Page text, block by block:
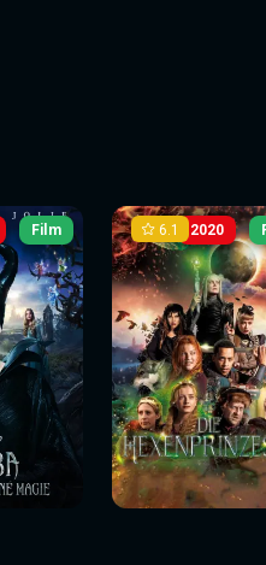
Film 2020
Sledovat
nyní
6.1
Sledovat nyní